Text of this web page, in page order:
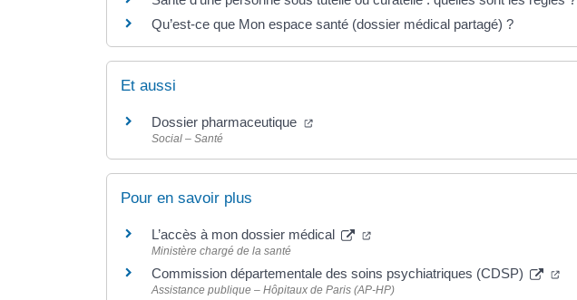
Qu’est-ce que Mon espace santé (dossier médical partagé) ?
Et aussi
Dossier pharmaceutique
Social – Santé
Pour en savoir plus
L’accès à mon dossier médical
Ministère chargé de la santé
Commission départementale des soins psychiatriques (CDSP)
Assistance publique – Hôpitaux de Paris (AP-HP)